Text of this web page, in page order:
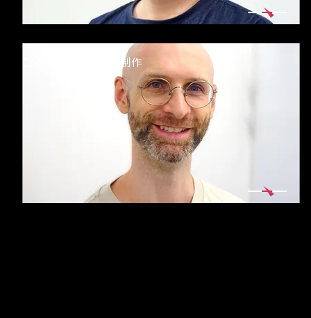
- 会社情報
- 部署紹介
INTERVIEWS
RECRUIT
Co-Producer／設定制作